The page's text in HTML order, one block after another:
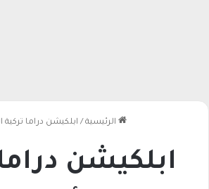
الرئيسية / ابلكيشن دراما تركية
ابلكيشن